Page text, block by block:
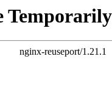
nginx-reuseport/1.21.1